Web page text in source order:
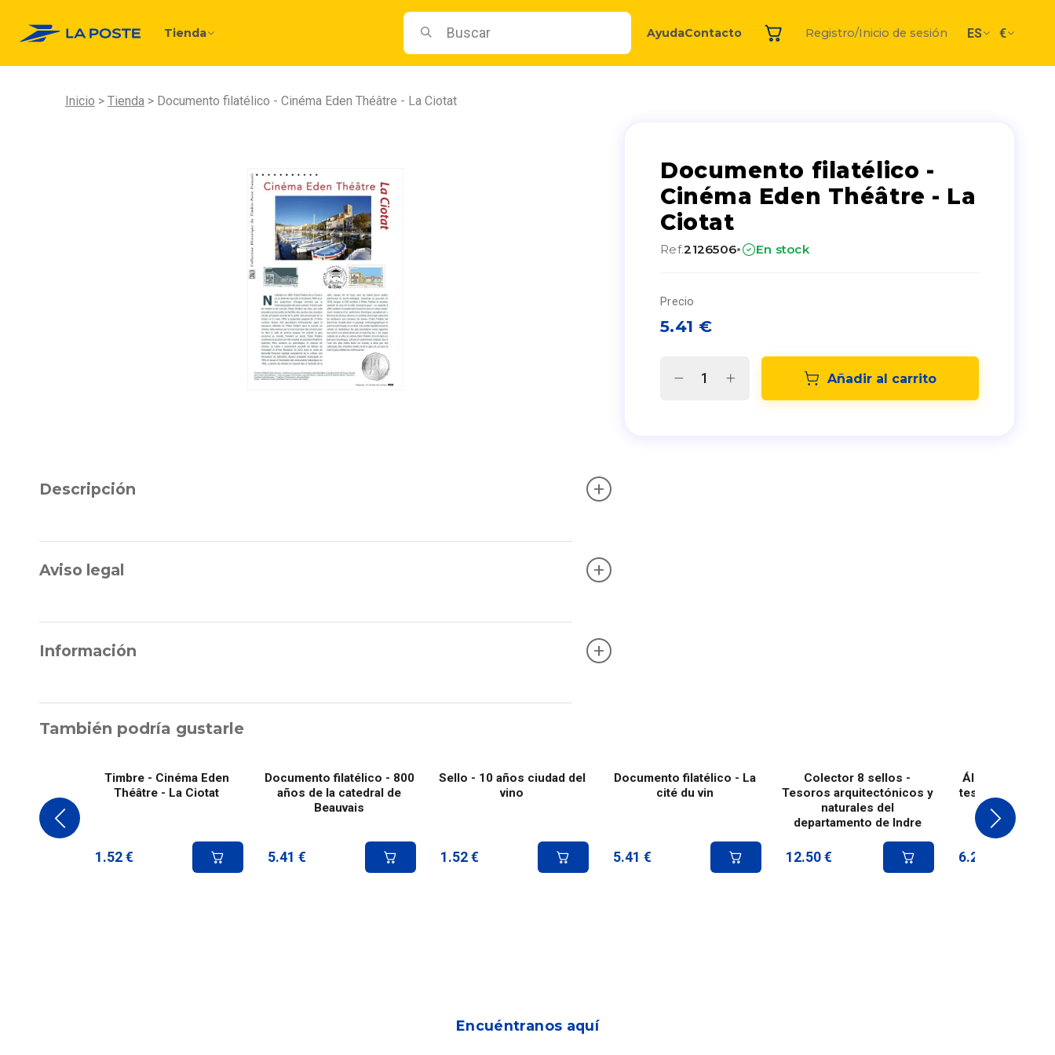
Tienda AyudaContacto Registro/Inicio de sesión ES €
Inicio Tienda Documento filatélico - Cinéma Eden Théâtre - La Ciotat
Documento filatélico -
Cinéma Eden Théâtre - La
Ciotat
Ref.2126506· En stock
Precio
5.41 €
Añadir al carrito
Descripción +
Aviso legal +
Información +
También podría gustarle
Timbre - Cinéma Eden
Théâtre - La Ciotat
1.52 €
Documento filatélico - 800
años de la catedral de
Beauvais
5.41 €
Sello - 10 años ciudad del
vino
1.52 €
Documento filatélico - La
cité du vin
5.41 €
Colector 8 sellos -
Tesoros arquitectónicos y
naturales del
departamento de Indre
12.50 €
Álbum de 4
tesoros del
Verte
6.25
Encuéntranos aquí